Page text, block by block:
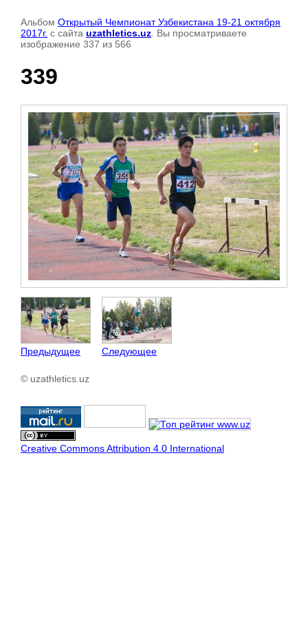
Альбом Открытый Чемпионат Узбекистана 19-21 октября
2017г. с сайта uzathletics.uz . Вы просматриваете
изображение 337 из 566
339
Предыдущее Следующее
© uzathletics.uz
Creative Commons Attribution 4.0 International